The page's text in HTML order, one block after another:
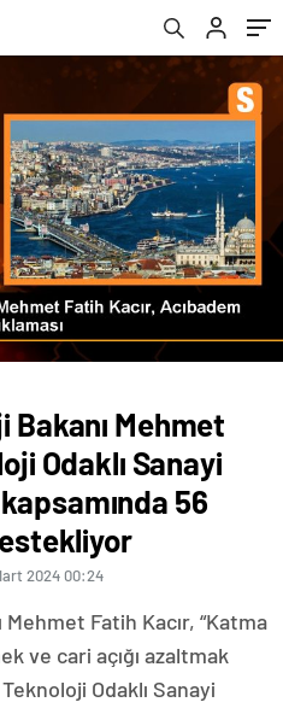
projesini
Bakanı Mehmet
Odaklı Sanayi
56
2024 00:24
Fatih Kacır, “Katma
ve cari açığı azaltmak
Odaklı Sanayi